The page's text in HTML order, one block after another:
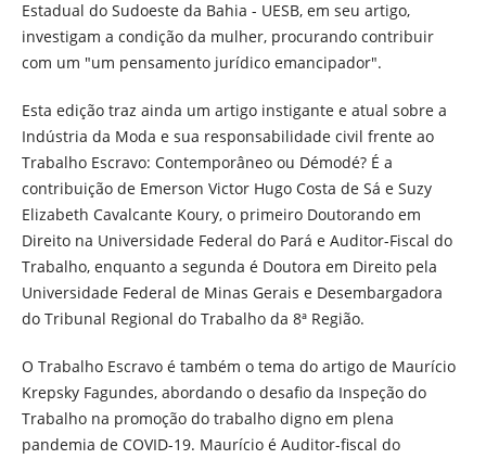
Estadual do Sudoeste da Bahia - UESB, em seu artigo,
investigam a condição da mulher, procurando contribuir
com um "um pensamento jurídico emancipador".
Esta edição traz ainda um artigo instigante e atual sobre a
Indústria da Moda e sua responsabilidade civil frente ao
Trabalho Escravo: Contemporâneo ou Démodé? É a
contribuição de Emerson Victor Hugo Costa de Sá e Suzy
Elizabeth Cavalcante Koury, o primeiro Doutorando em
Direito na Universidade Federal do Pará e Auditor-Fiscal do
Trabalho, enquanto a segunda é Doutora em Direito pela
Universidade Federal de Minas Gerais e Desembargadora
do Tribunal Regional do Trabalho da 8ª Região.
O Trabalho Escravo é também o tema do artigo de Maurício
Krepsky Fagundes, abordando o desafio da Inspeção do
Trabalho na promoção do trabalho digno em plena
pandemia de COVID-19. Maurício é Auditor-fiscal do